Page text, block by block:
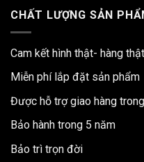
CHẤT LƯỢNG SẢN
Cam kết hình thật- hàng thật
Miễn phí lắp đặt sản phẩm
Được hỗ trợ giao hàng
Bảo hành trong 5 năm
Bảo trì trọn đời